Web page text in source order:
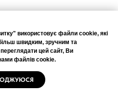
використовує файли cookie, які
швидким, зручним та
цей сайт, Ви
файлів cookie.